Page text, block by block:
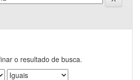
o resultado de busca.